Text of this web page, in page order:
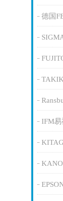
德国
IFM易